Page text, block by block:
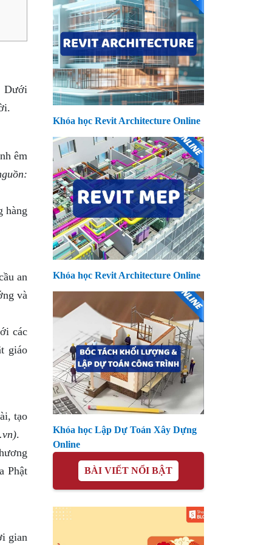
Dưới
êm
hàng
an
và
các
giáo
tạo
.
Phật
gian
Khóa học Revit Architecture Online
Khóa học Revit Architecture Online
Khóa học Lập Dự Toán Xây Dựng
Online
BÀI VIẾT NỔI BẬT